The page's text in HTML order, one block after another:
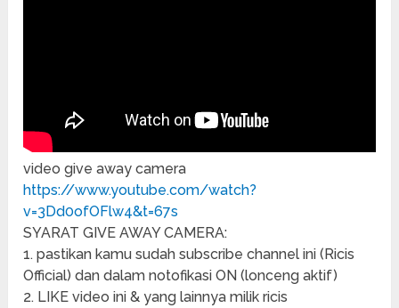
video give away camera
https://www.youtube.com/watch?
v=3Dd0ofOFlw4&t=67s
SYARAT GIVE AWAY CAMERA:
1. pastikan kamu sudah subscribe channel ini (Ricis
Official) dan dalam notofikasi ON (lonceng aktif)
2. LIKE video ini & yang lainnya milik ricis